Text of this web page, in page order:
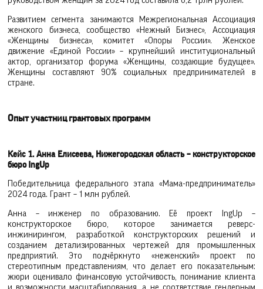
Развитием сегмента занимаются Межрегиональная Ассоциация
женского бизнеса, сообщество «Нежный Бизнес», Ассоциация
«Женщины бизнеса», комитет «Опоры России». Женское
движение «Единой России» – крупнейший институциональный
актор, организатор форума «Женщины, создающие будущее».
Женщины составляют 90% социальных предпринимателей в
стране.
Опыт участниц грантовых программ
Кейс 1. Анна Елисеева, Нижегородская область – конструкторское
бюро IngUp
Победительница федерального этапа «Мама-предприниматель»
2024 года. Грант – 1 млн рублей.
Анна – инженер по образованию. Её проект IngUp –
конструкторское бюро, которое занимается реверс-
инжинирингом, разработкой конструкторских решений и
созданием детализированных чертежей для промышленных
предприятий. Это подчёркнуто «неженский» проект по
стереотипным представлениям, что делает его показательным:
жюри оценивало финансовую устойчивость, понимание клиента